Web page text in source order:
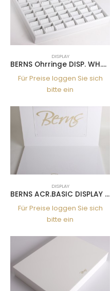
DISPLAY
BERNS Ohrringe DISP. WH.PU 36
Für Preise loggen Sie sich
bitte ein
DISPLAY
BERNS ACR.BASIC DISPLAY 45*32CM
Für Preise loggen Sie sich
bitte ein